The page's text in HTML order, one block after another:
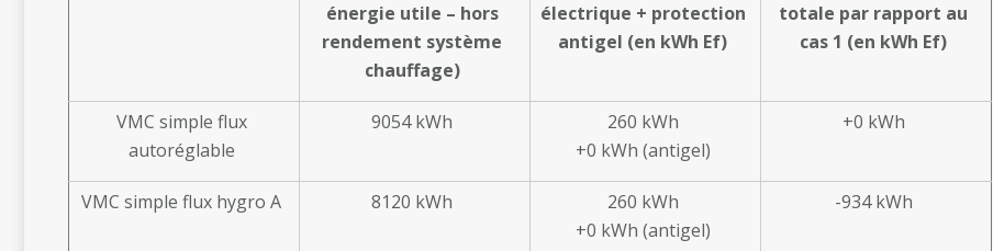
énergie utile – hors
rendement système
chauffage)
électrique + protection
antigel (en kWh Ef)
totale par rapport au
cas 1 (en kWh Ef)
VMC simple flux
autoréglable
9054 kWh
260 kWh
+0 kWh (antigel)
+0 kWh
VMC simple flux hygro A 8120 kWh
260 kWh
+0 kWh (antigel)
-934 kWh